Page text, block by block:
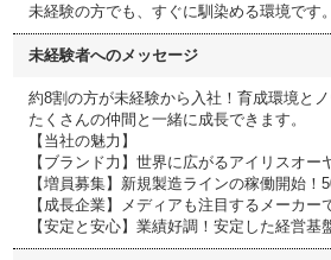
未経験の方でも、すぐに馴染める環境です。
未経験者へのメッセージ
約8割の方が未経験から入社！育成環境と
たくさんの仲間と一緒に成長できます。
【当社の魅力】
【ブランド力】世界に広がるアイリスオー
【増員募集】新規製造ラインの稼働開始！
【成長企業】メディアも注目するメーカー
【安定と安心】業績好調！安定した経営基